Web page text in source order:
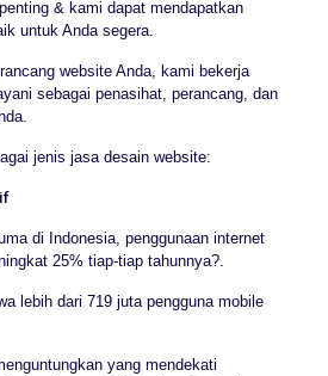
& kami dapat mendapatkan
untuk Anda segera.
website Anda, kami bekerja
sebagai penasihat, perancang, dan
jenis jasa desain website:
di Indonesia, penggunaan internet
25% tiap-tiap tahunnya?.
lebih dari 719 juta pengguna mobile
yang mendekati